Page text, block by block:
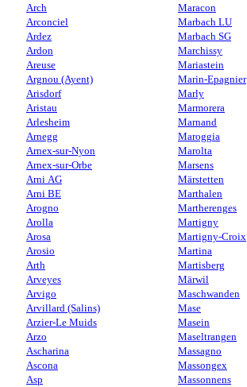
Arch
Arconciel
Ardez
Ardon
Areuse
Argnou (Ayent)
Arisdorf
Aristau
Arlesheim
Arnegg
Arnex-sur-Nyon
Arnex-sur-Orbe
Arni AG
Arni BE
Arogno
Arolla
Arosa
Arosio
Arth
Arveyes
Arvigo
Arvillard (Salins)
Arzier-Le Muids
Arzo
Ascharina
Ascona
Asp
Maracon
Marbach LU
Marbach SG
Marchissy
Mariastein
Marin-Epagnier
Marly
Marmorera
Marnand
Maroggia
Marolta
Marsens
Märstetten
Marthalen
Martherenges
Martigny
Martigny-Croix
Martina
Martisberg
Märwil
Maschwanden
Mase
Masein
Maseltrangen
Massagno
Massongex
Massonnens